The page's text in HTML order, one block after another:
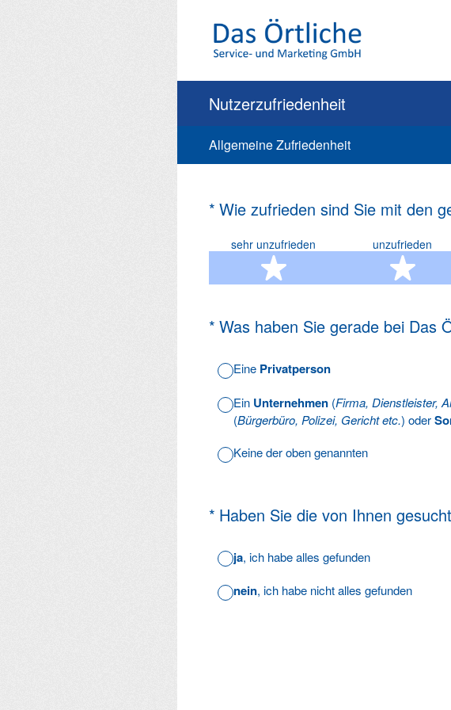
Nutzerzufriedenheit
Allgemeine Zufriedenheit
* Wie zufrieden sind Sie mit den
(Erforderlich.)
sehr unzufrieden
1 Stern
unzufrieden
2
* Was haben Sie gerade bei Das
(Erforderlich.)
Eine Privatperson
Ein Unternehmen (Firma, Dienstleister,
(Bürgerbüro, Polizei, Gericht etc.) oder
Keine der oben genannten
* Haben Sie die von Ihnen
(Erforderlich.)
ja, ich habe alles gefunden
nein, ich habe nicht alles gefunden